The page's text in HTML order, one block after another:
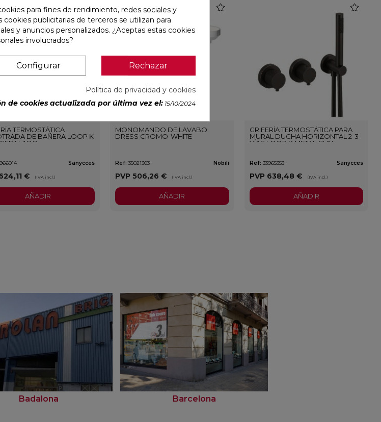
TERMOSTÁTICA
DE BAÑERA LOOP K
Sanycces
€ (IVA incl.)
favorite
AÑADIR
MONOMANDO DE LAVABO
DRESS CROMO-WHITE
Ref: 35021303 Nobili
PVP 506,26 € (IVA incl.)
favorite
AÑADIR
GRIFERÍA TERMOSTÁTICA PARA
MURAL DUCHA HORIZONTAL 2-3
VÍAS LOOP K METAL GUN
Ref: 33965353 Sanycces
PVP 638,48 € (IVA incl.)
AÑADIR
Badalona Barcelona
para fines de rendimiento, redes sociales y
cookies publicitarias de terceros se utilizan para
y anuncios personalizados. ¿Aceptas estas cookies
involucrados?
Configurar Rechazar
Política de privacidad y cookies
de cookies actualizada por última vez el: 15/10/2024